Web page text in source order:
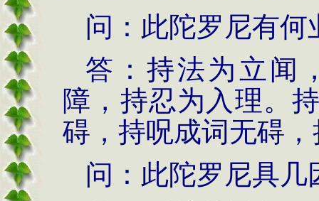
问：此陀罗尼有何
答：持法为立闻
障，持忍为入理。
碍，持呪成词无碍
问：此陀罗尼具几